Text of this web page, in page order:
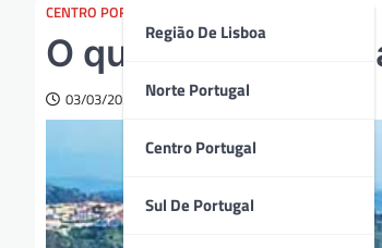
Região De Lisboa
Norte Portugal
Centro Portugal
Sul De Portugal
CENTRO PORTUGAL
O que ver e fazer
03/03/2025